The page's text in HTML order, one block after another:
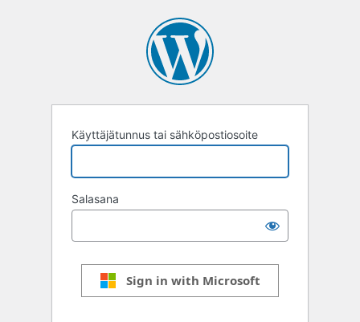
Käyttäjätunnus tai sähköpostiosoite
Salasana
Sign in with Microsoft